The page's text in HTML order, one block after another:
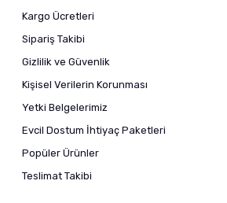
Kargo Ücretleri
Sipariş Takibi
Gizlilik ve Güvenlik
Kişisel Verilerin Korunması
Yetki Belgelerimiz
Evcil Dostum İhtiyaç Paketleri
Popüler Ürünler
Teslimat Takibi